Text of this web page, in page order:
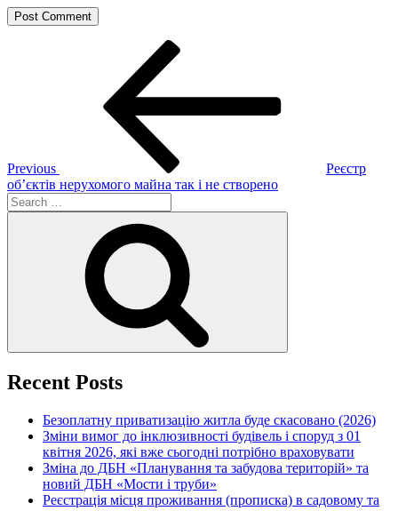
Previous
Реєстр
об’єктів нерухомого майна так і не створено
Search
for:
Recent Posts
Безоплатну приватизацію житла буде скасовано (2026)
Зміни вимог до інклюзивності будівель і споруд з 01
квітня 2026, які вже сьогодні потрібно враховувати
Зміна до ДБН «Планування та забудова територій» та
новий ДБН «Мости і труби»
Реєстрація місця проживання (прописка) в садовому та